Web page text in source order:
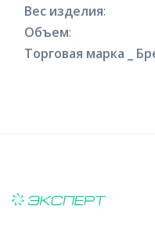
Вес изделия:
Объем:
Торговая марка _